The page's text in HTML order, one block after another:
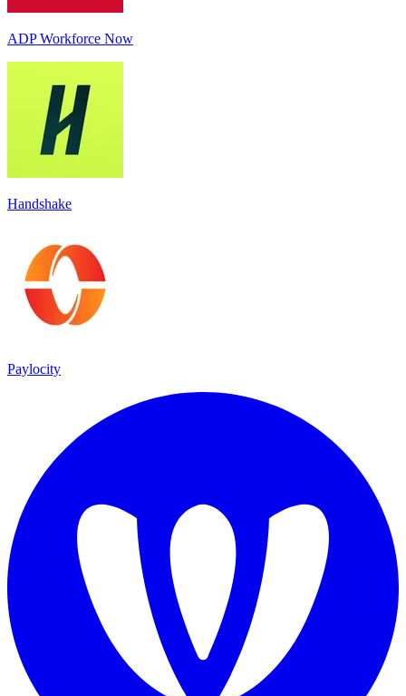
ADP Workforce Now
Handshake
Paylocity